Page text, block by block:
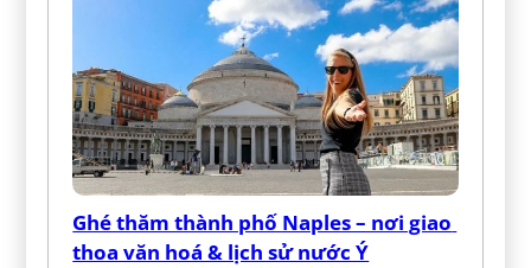
Ghé thăm thành phố Naples – nơi giao
thoa văn hoá & lịch sử nước Ý